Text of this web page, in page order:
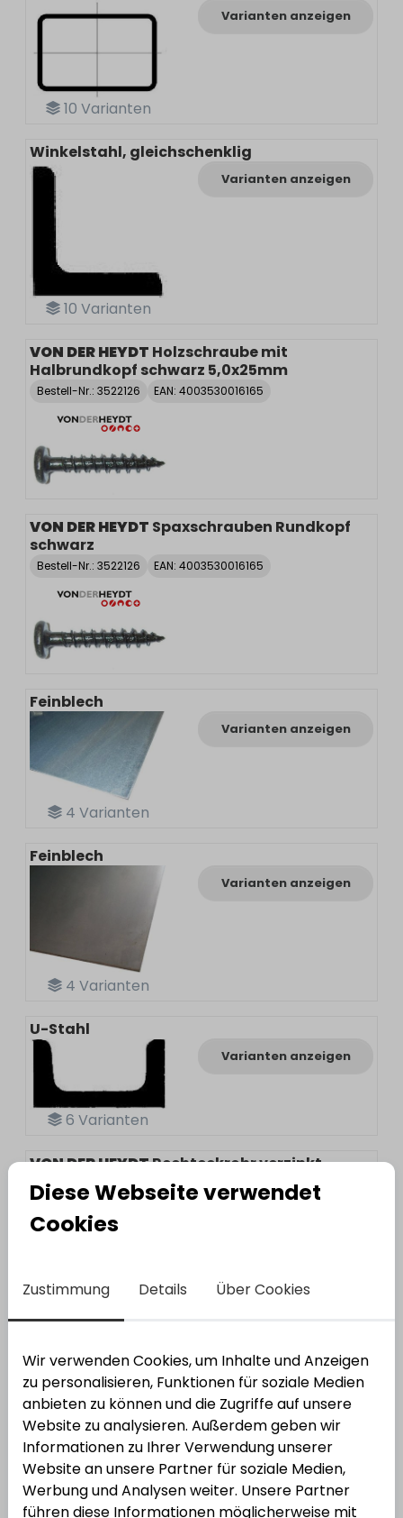
10 Varianten
Varianten anzeigen
10 Varianten
Winkelstahl, gleichschenklig
Varianten anzeigen
VON DER HEYDT Holzschraube mit
Halbrundkopf schwarz 5,0x25mm
Bestell-Nr.: 3522126 EAN: 4003530016165
VON DER HEYDT Spaxschrauben Rundkopf
schwarz
Bestell-Nr.: 3522126 EAN: 4003530016165
4 Varianten
Feinblech
Varianten anzeigen
4 Varianten
Feinblech
Varianten anzeigen
6 Varianten
U-Stahl
Varianten anzeigen
VON DER HEYDTRechteckrohr verzinkt
Bestell-Nr.:1300300
T-Stahl
Varianten anzeigen
Diese Webseite verwendet
Cookies
Zustimmung Details Über Cookies
Wir verwenden Cookies, um Inhalte und Anzeigen
zu personalisieren, Funktionen für soziale Medien
anbieten zu können und die Zugriffe auf unsere
Website zu analysieren. Außerdem geben wir
Informationen zu Ihrer Verwendung unserer
Website an unsere Partner für soziale Medien,
Werbung und Analysen weiter. Unsere Partner
führen diese Informationen möglicherweise mit